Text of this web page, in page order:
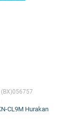
CL9M Hurakan